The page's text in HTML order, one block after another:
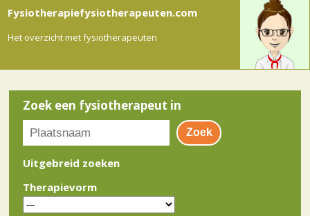
Fysiotherapiefysiotherapeuten.com
Het overzicht met fysiotherapeuten
Zoek een fysiotherapeut in
Uitgebreid zoeken
Therapievorm